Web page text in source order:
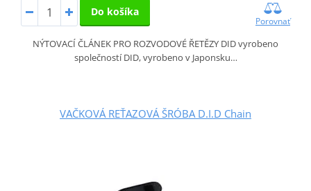
Do košíka
Porovnať
NÝTOVACÍ ČLÁNEK PRO ROZVODOVÉ ŘETĚZY DID vyrobeno
společností DID, vyrobeno v Japonsku…
VAČKOVÁ REŤAZOVÁ ŠRÓBA D.I.D Chain